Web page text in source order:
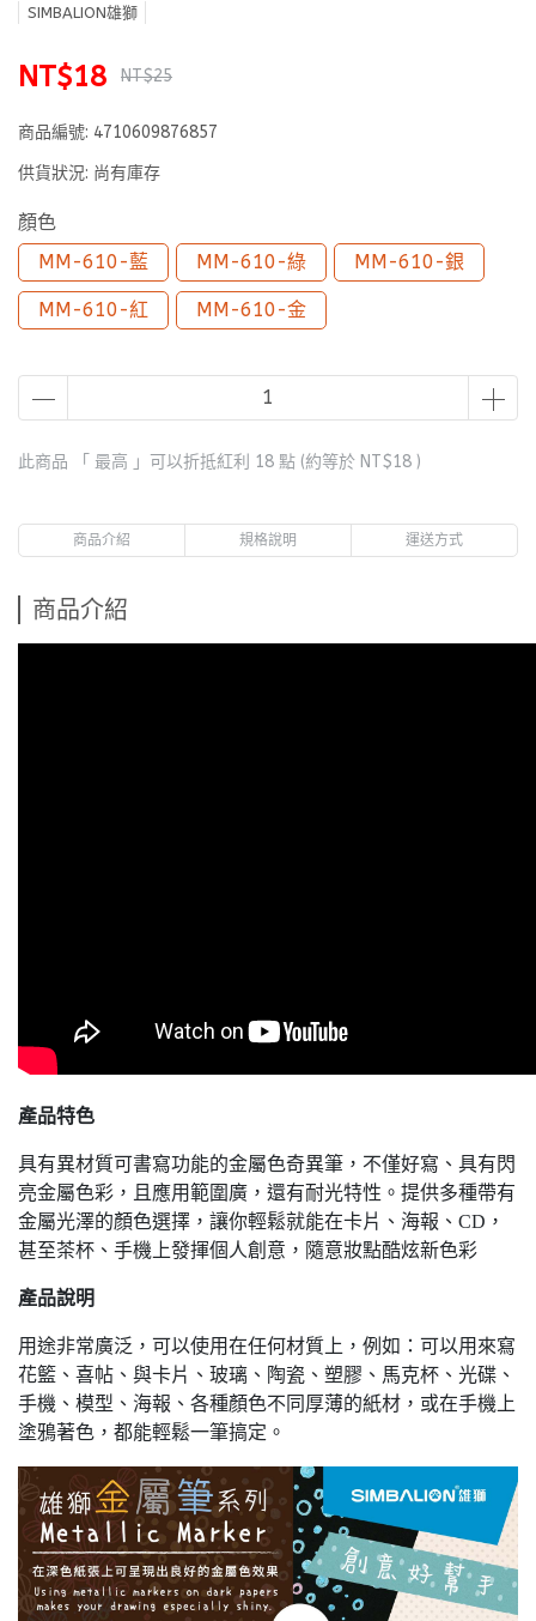
SIMBALION雄獅
NT$18 NT$25
商品編號: 4710609876857
供貨狀況: 尚有庫存
顏色
MM-610-藍
MM-610-綠 MM-610-銀
MM-610-紅 MM-610-金
此商品 「 最高 」可以折抵紅利 18 點 (約等於 NT$18 )
商品介紹 規格說明 運送方式
商品介紹
產品特色
具有異材質可書寫功能的金屬色奇異筆，不僅好寫、具有閃
亮金屬色彩，且應用範圍廣，還有耐光特性。提供多種帶有
金屬光澤的顏色選擇，讓你輕鬆就能在卡片、海報、CD，
甚至茶杯、手機上發揮個人創意，隨意妝點酷炫新色彩
產品說明
用途非常廣泛，可以使用在任何材質上，例如：可以用來寫
花籃、喜帖、與卡片、玻璃、陶瓷、塑膠、馬克杯、光碟、
手機、模型、海報、各種顏色不同厚薄的紙材，或在手機上
塗鴉著色，都能輕鬆一筆搞定。